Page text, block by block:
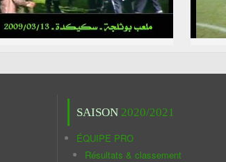
SAISON 2020/2021
ÉQUIPE PRO
Résultats & classement